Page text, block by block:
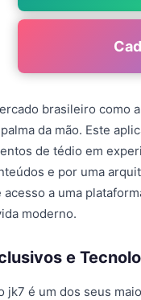
brasileiro como
da mão. Este
de tédio em
e por uma
a uma
moderno.
e
jk7 é um dos seus